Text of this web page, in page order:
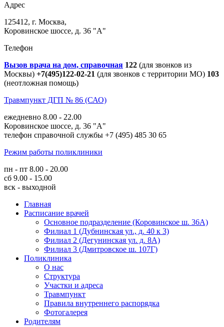
Адрес
125412, г. Москва,
Коровинское шоссе, д. 36 "А"
Телефон
Вызов врача на дом, справочная 122 (для звонков из
Москвы) +7(495)122-02-21 (для звонков с территории МО) 103
(неотложная помощь)
Травмпункт ДГП № 86 (САО)
ежедневно 8.00 - 22.00
Коровинское шоссе, д. 36 "А"
телефон справочной службы +7 (495) 485 30 65
Режим работы поликлиники
пн - пт 8.00 - 20.00
сб 9.00 - 15.00
вск - выходной
Главная
Расписание врачей
Основное подразделение (Коровинское ш. 36А)
Филиал 1 (Дубнинская ул., д. 40 к 3)
Филиал 2 (Дегунинская ул. д. 8А)
Филиал 3 (Дмитровское ш. 107Г)
Поликлиника
О нас
Структура
Участки и адреса
Травмпункт
Правила внутреннего распорядка
Фотогалерея
Родителям